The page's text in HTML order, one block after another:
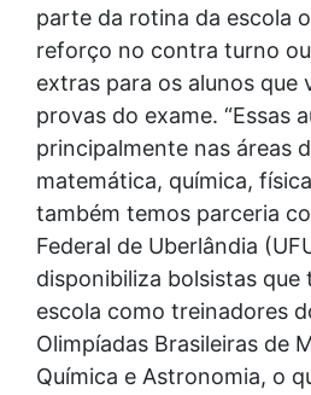
parte da rotina da escola
reforço no contra turno
extras para os alunos que
provas do exame. “Essas
principalmente nas áreas
matemática, química,
também temos parceria
Federal de Uberlândia
disponibiliza bolsistas que
escola como treinadores
Olimpíadas Brasileiras de
Química e Astronomia, o